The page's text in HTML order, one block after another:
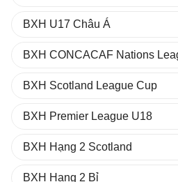
BXH U17 Châu Á
BXH CONCACAF Nations
BXH Scotland League Cup
BXH Premier League U18
BXH Hạng 2 Scotland
BXH Hạng 2 Bỉ